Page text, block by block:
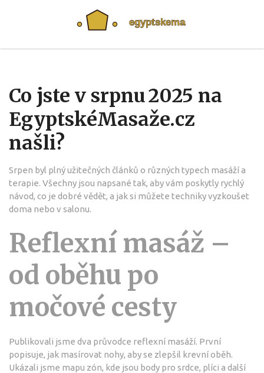
Co jste v srpnu 2025 na
EgyptskéMasaže.cz
našli?
Srpen byl plný užitečných článků o různých typech masáží a
terapie. Všechny jsou napsané tak, aby vám poskytly rychlý
návod, co je dobré vědět, a jak si můžete techniky vyzkoušet
doma nebo v salonu.
Reflexní masáž –
od oběhu po
močové cesty
Publikovali jsme dva průvodce reflexní masáží. První
popisuje, jak masírovat nohy, aby se zlepšil krevní oběh.
Ukázali jsme mapu zón, kde jsou body pro srdce, plíci a další